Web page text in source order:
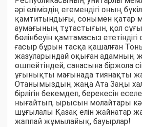
әрі еліміздің егемендігі оның
қамтитындығы, сонымен қатар
аумағының тұтастығын, қол
бөлінбеуін қамтамасыз
ғасыр бұрын тасқа қашалған
жазуларындай оқыған адамның
өшпейтіндей, санасына біржола
ұғынықты мағынада тиянақты
Отанымыздың жаңа Ата Заңы
бірлігін бекемдеп, берекесін
нығайтып, ырысын молайтары
шұғылалы Қазақ елін жайнатар
жаппай жұмылайық, бауырлар!